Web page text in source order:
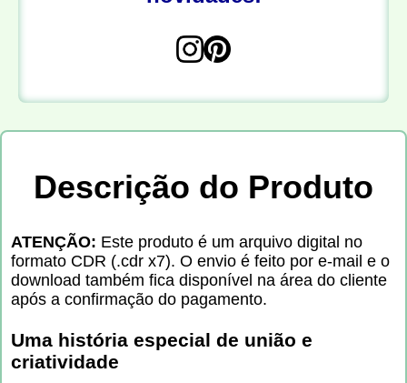
Descrição do Produto
ATENÇÃO: Este produto é um arquivo digital no
formato CDR (.cdr x7). O envio é feito por e-mail e o
download também fica disponível na área do cliente
após a confirmação do pagamento.
Uma história especial de união e
criatividade